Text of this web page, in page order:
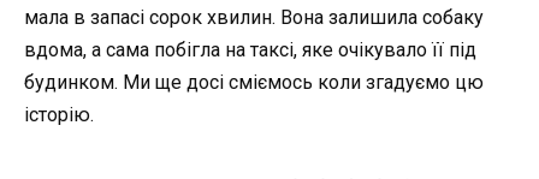
мала в запасі сорок хвилин. Вона залишила собаку
вдома, а сама побігла на таксі, яке очікувало її під
будинком. Ми ще досі сміємось коли згадуємо цю
історію.